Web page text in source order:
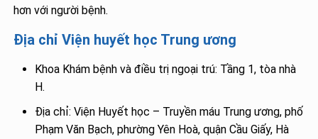
hơn với người bệnh.
Địa chỉ Viện huyết học Trung ương
Khoa Khám bệnh và điều trị ngoại trú: Tầng 1, tòa nhà
H.
Địa chỉ: Viện Huyết học – Truyền máu Trung ương, phố
Phạm Văn Bạch, phường Yên Hoà, quận Cầu Giấy, Hà